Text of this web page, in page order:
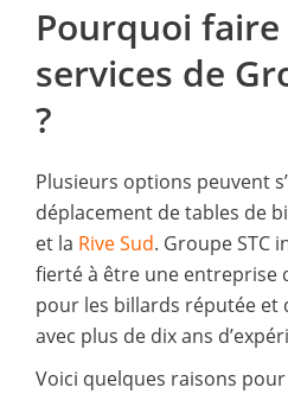
Pourquoi
services de
?
Plusieurs options peuvent
déplacement de tables de
et la Rive Sud. Groupe STC
fierté à être une entreprise
pour les billards réputée et
avec plus de dix ans
Voici quelques raisons